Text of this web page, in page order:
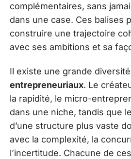
complémentaires, sans
dans une case. Ces balises
construire une trajectoire
avec ses ambitions et sa
Il existe une grande
entrepreneuriaux. Le
la rapidité, le micro-
dans une niche, tandis que
d’une structure plus vaste
avec la complexité, la
l’incertitude. Chacune de